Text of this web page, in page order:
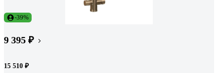
-39%
9 395 ₽
15 510 ₽